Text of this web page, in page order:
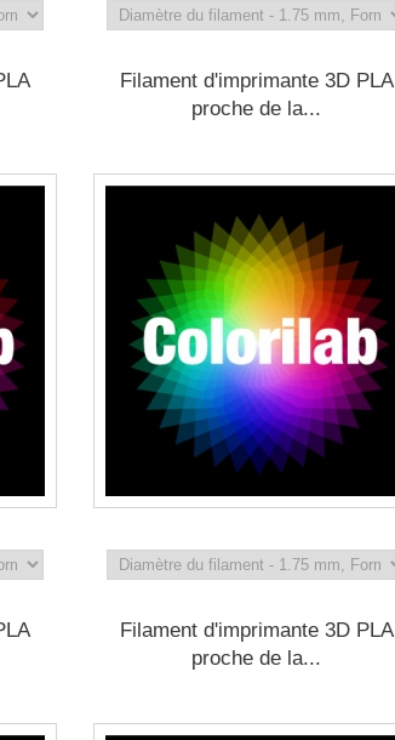
Filament d'imprimante 3D PLA
proche de la...
Filament d'imprimante 3D PLA
proche de la...